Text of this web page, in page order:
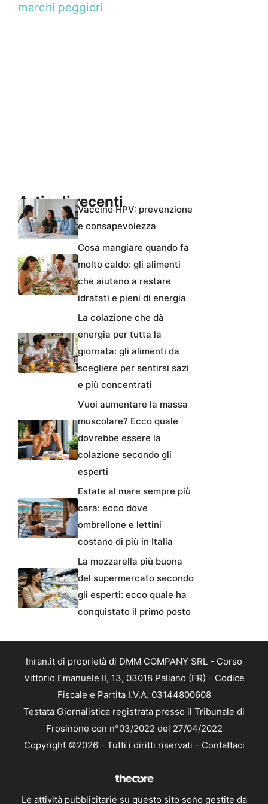
marchi peggiori
Articoli recentiVaccino HPV: prevenzione
e consapevolezza
Cosa mangiare quando fa
molto caldo: gli alimenti
che aiutano a restare
idratati e pieni di energia
La colazione che dà
energia per tutta la
giornata: gli alimenti da
scegliere per sentirsi sazi
e più concentrati
Vuoi aumentare la massa
muscolare? Ecco quale
dovrebbe essere la
colazione secondo gli
esperti
Estate al mare sempre più
cara: ecco dove
ombrellone e lettini
costano di più in Italia
La mozzarella più buona
del supermercato secondo
gli esperti: ecco quale ha
conquistato il primo posto
Inran.it di proprietà di DMM COMPANY SRL - Corso
Vittorio Emanuele II, 13, 03018 Paliano (FR) - Codice
Fiscale e Partita I.V.A. 03144800608
Testata Giornalistica registrata presso il Tribunale di
Frosinone con n°03/2022 del 27/04/2022
Copyright ©2026 - Tutti i diritti riservati - Contattaci
Le attività pubblicitarie su questo sito sono gestite da